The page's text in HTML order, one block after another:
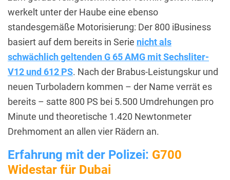
werkelt unter der Haube eine ebenso
standesgemäße Motorisierung: Der 800 iBusiness
basiert auf dem bereits in Serie nicht als
schwächlich geltenden G 65 AMG mit Sechsliter-
V12 und 612 PS. Nach der Brabus-Leistungskur und
neuen Turboladern kommen – der Name verrät es
bereits – satte 800 PS bei 5.500 Umdrehungen pro
Minute und theoretische 1.420 Newtonmeter
Drehmoment an allen vier Rädern an.
Erfahrung mit der Polizei: G700
Widestar für Dubai